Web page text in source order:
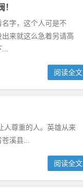
名字，这个人可是不
来就这么急着另请高
阅读全文
人尊重的人。英雄从来
溪县...
阅读全文